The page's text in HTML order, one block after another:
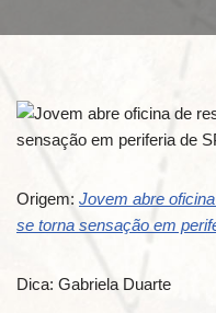
Origem: Jovem abre
se torna sensação em
Dica: Gabriela Duarte